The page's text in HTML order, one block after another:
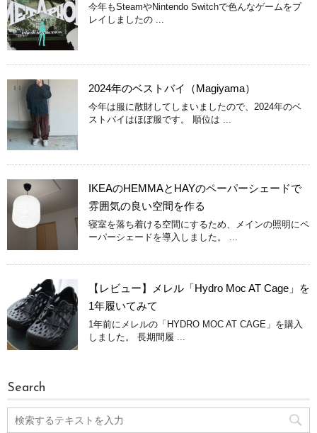
今年もSteamやNintendo Switchで色んなゲームをプ
レイしましたの ...
2024年のベストバイ（Magiyama）
今年は服に散財してしまいましたので、2024年のベ
ストバイはほぼ服です。 順位は ...
IKEAのHEMMAとHAYのペーパーシェードで
雰囲気の良い空間を作る
寝室を落ち着ける空間にするため、メインの照明にペ
ーパーシェードを導入しました。 ...
【レビュー】メレル「Hydro Moc AT Cage」を
1年履いてみて
1年前にメレルの「HYDRO MOC AT CAGE」を購入
しました。 長期間履 ...
Search